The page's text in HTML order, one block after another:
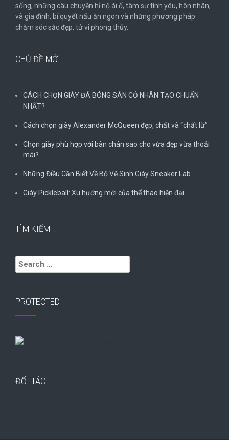
sống, những câu chuyện hỉ nộ ái ố, tâm sự tình yêu, hôn nhân,
và gia đình, bí quyết nấu ăn ngon và những phương pháp
chăm sóc sắc đẹp, tử vi phong thủy.
CHỦ ĐỀ MỚI
CÁCH CHỌN GIÀY ĐÁ BÓNG SÂN CỎ NHÂN TẠO CHUẨN
NHẤT?
Cách chọn giày Alexander McQueen đẹp, chất và “chất lừ”
Chọn giày phù hợp với bàn chân sao cho vừa đẹp vừa thoải
mái?
Những Điều Cần Biết Về Bộ Vệ Sinh Giày Sneaker Lab
Giày Pickleball: Xu hướng mới của thể thao hiện đại
TÌM KIẾM
Search
for:
PROTECTED
ĐỐI TÁC